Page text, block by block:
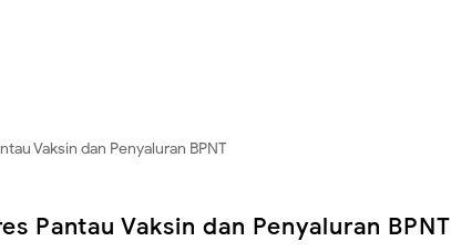
Vaksin dan Penyaluran BPNT
Pantau Vaksin dan Penyaluran BPNT